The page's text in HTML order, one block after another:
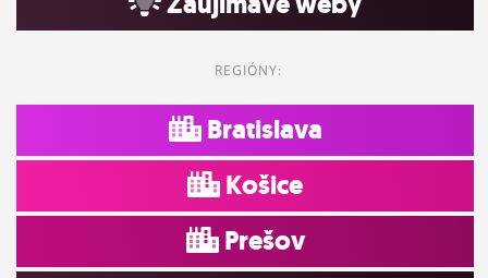
REGIÓNY:
Bratislava
Košice
Prešov